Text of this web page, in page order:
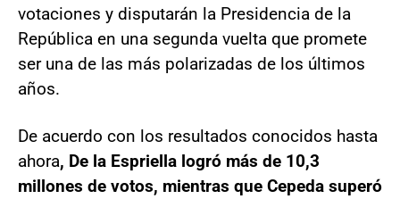
votaciones y disputarán la Presidencia de la
República en una segunda vuelta que promete
ser una de las más polarizadas de los últimos
años.
De acuerdo con los resultados conocidos hasta
ahora, De la Espriella logró más de 10,3
millones de votos, mientras que Cepeda superó